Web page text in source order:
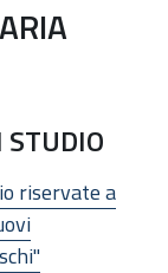
riservate a